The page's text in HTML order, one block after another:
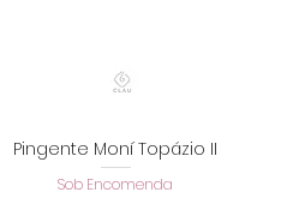
Visualização rápida
Pingente Moní Topázio II
Sob Encomenda